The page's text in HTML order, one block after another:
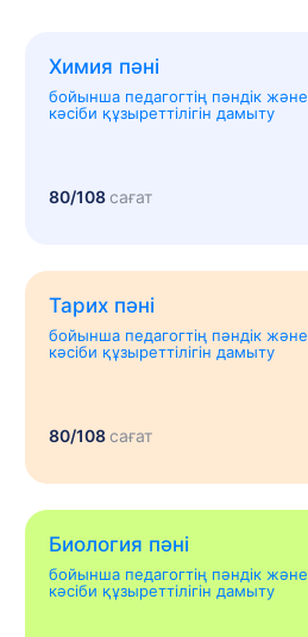
Химия пәні
бойынша педагогтің пәндік және
кәсіби құзыреттілігін дамыту
80/108сағат
Тарих пәні
бойынша педагогтің пәндік және
кәсіби құзыреттілігін дамыту
80/108сағат
Биология пәні
бойынша педагогтің пәндік және
кәсіби құзыреттілігін дамыту